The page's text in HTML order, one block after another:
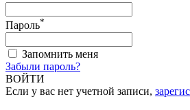
Пароль*
Запомнить меня
Забыли пароль?
ВОЙТИ
Если у вас нет учетной записи,